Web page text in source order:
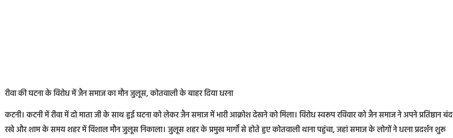
रीवा की घटना के विरोध में जैन समाज का मौन जुलूस, कोतवाली के बाहर दिया धरना
कटनी। कटनी में रीवा में दो माता जी के साथ हुई घटना को लेकर जैन समाज में भारी आक्रोश देखने को मिला। विरोध स्वरूप रविवार को जैन समाज ने अपने प्रतिष्ठान बंद
रखे और शाम के समय शहर में विशाल मौन जुलूस निकाला। जुलूस शहर के प्रमुख मार्गों से होते हुए कोतवाली थाना पहुंचा, जहां समाज के लोगों ने धरना प्रदर्शन शुरू